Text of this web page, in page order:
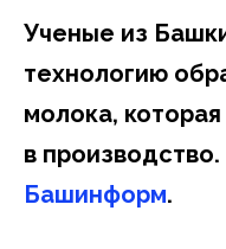
Ученые из
технологию
молока,
в
Башинформ.